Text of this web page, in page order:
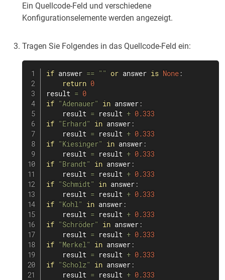
Ein Quellcode-Feld und verschiedene
Konfigurationselemente werden angezeigt.
Tragen Sie Folgendes in das Quellcode-Feld ein:
if answer == "" or answer is None :
return 0
result = 0
if "Adenauer" in answer :
    result
= result + 0.333
if "Erhard" in answer :
    result
= result + 0.333
if "Kiesinger" in answer :
    result
= result + 0.333
if "Brandt" in answer :
    result
= result + 0.333
if "Schmidt" in answer :
    result
= result + 0.333
if "Kohl" in answer :
    result
= result + 0.333
if "Schröder" in answer :
    result
= result + 0.333
if "Merkel" in answer :
    result
= result + 0.333
if "Scholz" in answer :
    result
= result + 0.333